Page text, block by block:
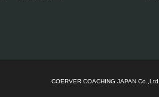
COERVER COACHING JAPAN Co.,Ltd.